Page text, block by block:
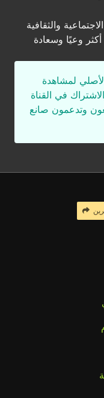
والثقافية
أكثر وعيًا وسعادة
لمشاهدة
في القناة
وتدعمون صانع